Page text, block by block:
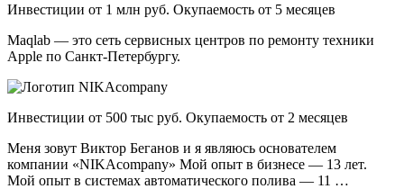
Инвестиции от 1 млн руб. Окупаемость от 5 месяцев
Maqlab — это сеть сервисных центров по ремонту техники
Apple по Санкт-Петербургу.
Инвестиции от 500 тыс руб. Окупаемость от 2 месяцев
Меня зовут Виктор Беганов и я являюсь основателем
компании «NIKAcompany» Мой опыт в бизнесе — 13 лет.
Мой опыт в системах автоматического полива — 11 …